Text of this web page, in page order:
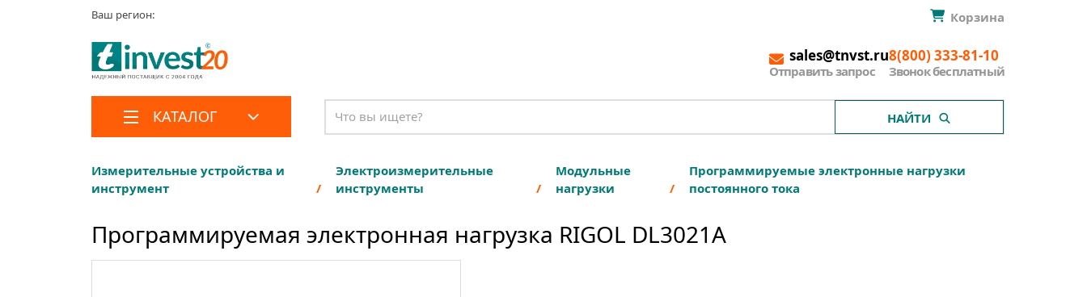
Ваш регион: Корзина
sales@tnvst.ru
Отправить запрос
8(800) 333-81-10
Звонок бесплатный
КАТАЛОГ НАЙТИ
Измерительные устройства и
инструмент
Электроизмерительные
инструменты
Модульные
нагрузки
Программируемые электронные нагрузки
постоянного тока
Программируемая электронная нагрузка RIGOL DL3021A